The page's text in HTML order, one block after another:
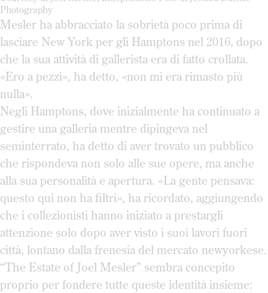
Photography
Mesler ha abbracciato la sobrietà poco prima di
lasciare New York per gli Hamptons nel 2016, dopo
che la sua attività di gallerista era di fatto crollata.
«Ero a pezzi», ha detto, «non mi era rimasto più
nulla».
Negli Hamptons, dove inizialmente ha continuato a
gestire una galleria mentre dipingeva nel
seminterrato, ha detto di aver trovato un pubblico
che rispondeva non solo alle sue opere, ma anche
alla sua personalità e apertura. «La gente pensava:
questo qui non ha filtri», ha ricordato, aggiungendo
che i collezionisti hanno iniziato a prestargli
attenzione solo dopo aver visto i suoi lavori fuori
città, lontano dalla frenesia del mercato newyorkese.
“The Estate of Joel Mesler” sembra concepito
proprio per fondere tutte queste identità insieme: